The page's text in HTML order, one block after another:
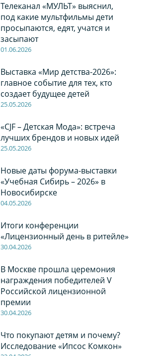
Телеканал «МУЛЬТ» выяснил,
под какие мультфильмы дети
просыпаются, едят, учатся и
засыпают
01.06.2026
Выставка «Мир детства-2026»:
главное событие для тех, кто
создает будущее детей
25.05.2026
«CJF – Детская Мода»: встреча
лучших брендов и новых идей
25.05.2026
Новые даты форума-выставки
«Учебная Сибирь – 2026» в
Новосибирске
04.05.2026
Итоги конференции
«Лицензионный день в ритейле»
30.04.2026
В Москве прошла церемония
награждения победителей V
Российской лицензионной
премии
30.04.2026
Что покупают детям и почему?
Исследование «Ипсос Комкон»